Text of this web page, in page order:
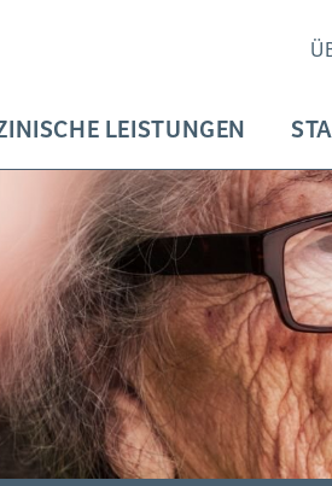
LEISTUNGEN